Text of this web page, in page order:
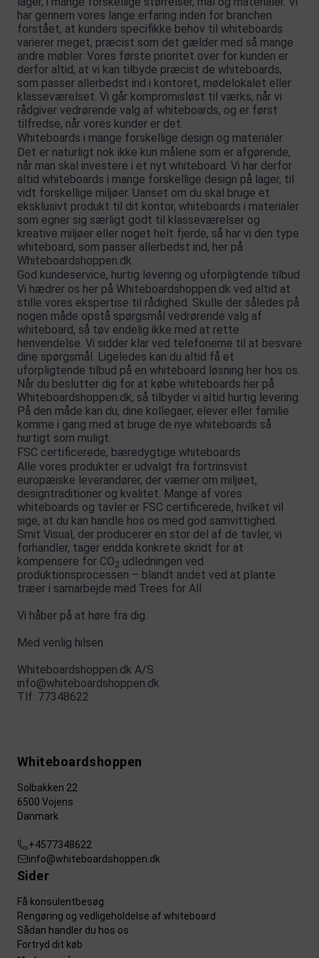
har gennem vores lange erfaring inden for branchen
forstået, at kunders specifikke behov til whiteboards
varierer meget, præcist som det gælder med så mange
andre møbler. Vores første prioritet over for kunden er
derfor altid, at vi kan tilbyde præcist de whiteboards,
som passer allerbedst ind i kontoret, mødelokalet eller
klasseværelset. Vi går kompromisløst til værks, når vi
rådgiver vedrørende valg af whiteboards, og er først
tilfredse, når vores kunder er det.
Whiteboards i mange forskellige design og materialer
Det er naturligt nok ikke kun målene som er afgørende,
når man skal investere i et nyt whiteboard. Vi har derfor
altid whiteboards i mange forskellige design på lager, til
vidt forskellige miljøer. Uanset om du skal bruge et
eksklusivt produkt til dit kontor, whiteboards i materialer
som egner sig særligt godt til klasseværelser og
kreative miljøer eller noget helt fjerde, så har vi den type
whiteboard, som passer allerbedst ind, her på
Whiteboardshoppen.dk.
God kundeservice, hurtig levering og uforpligtende tilbud
Vi hædrer os her på Whiteboardshoppen.dk ved altid at
stille vores ekspertise til rådighed. Skulle der således på
nogen måde opstå spørgsmål vedrørende valg af
whiteboard, så tøv endelig ikke med at rette
henvendelse. Vi sidder klar ved telefonerne til at besvare
dine spørgsmål. Ligeledes kan du altid få et
uforpligtende tilbud på en whiteboard løsning her hos os.
Når du beslutter dig for at købe whiteboards her på
Whiteboardshoppen.dk, så tilbyder vi altid hurtig levering.
På den måde kan du, dine kollegaer, elever eller familie
komme i gang med at bruge de nye whiteboards så
hurtigt som muligt.
FSC certificerede, bæredygtige whiteboards
Alle vores produkter er udvalgt fra fortrinsvist
europæiske leverandører, der værner om miljøet,
designtraditioner og kvalitet. Mange af vores
whiteboards og tavler er FSC certificerede, hvilket vil
sige, at du kan handle hos os med god samvittighed.
Smit Visual, der producerer en stor del af de tavler, vi
forhandler, tager endda konkrete skridt for at
kompensere for CO2 udledningen ved
produktionsprocessen – blandt andet ved at plante
træer i samarbejde med Trees for All.
Vi håber på at høre fra dig.
Med venlig hilsen
Whiteboardshoppen.dk A/S
info@whiteboardshoppen.dk
Tlf: 77348622
Whiteboardshoppen
Solbakken 22
6500 Vojens
Danmark
+4577348622
info@whiteboardshoppen.dk
Sider
Få konsulentbesøg
Rengøring og vedligeholdelse af whiteboard
Sådan handler du hos os
Fortryd dit køb